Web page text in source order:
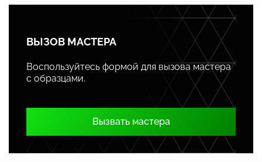
ВЫЗОВ МАСТЕРА
Воспользуйтесь формой для вызова мастера
с образцами.
Вызвать мастера